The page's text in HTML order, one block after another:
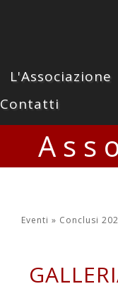
L'Associazione
Contatti
Eventi » Conclusi